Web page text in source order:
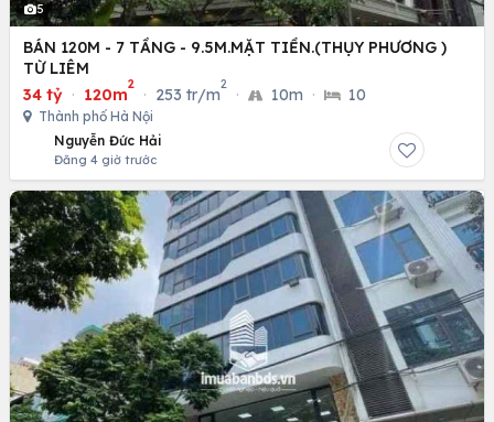
5
BÁN 120M - 7 TẦNG - 9.5M.MẶT TIỀN.(THỤY PHƯƠNG )
TỪ LIÊM
34 tỷ · 120m
2
· 253 tr/m
2
· 10m · 10
Thành phố Hà Nội
Nguyễn Đức Hải
Đăng 4 giờ trước